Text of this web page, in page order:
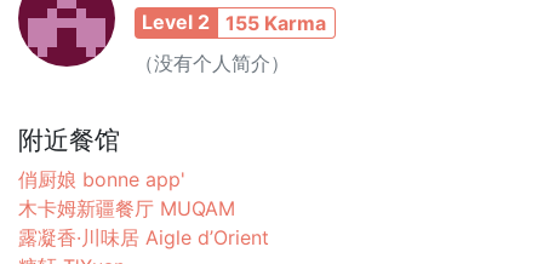
Level 2
155 Karma
（没有个人简介）
附近餐馆
俏厨娘 bonne app'
木卡姆新疆餐厅 MUQAM
露凝香·川味居 Aigle d’Orient